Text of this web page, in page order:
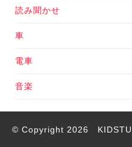
読み聞かせ
車
電車
音楽
© Copyright 2026